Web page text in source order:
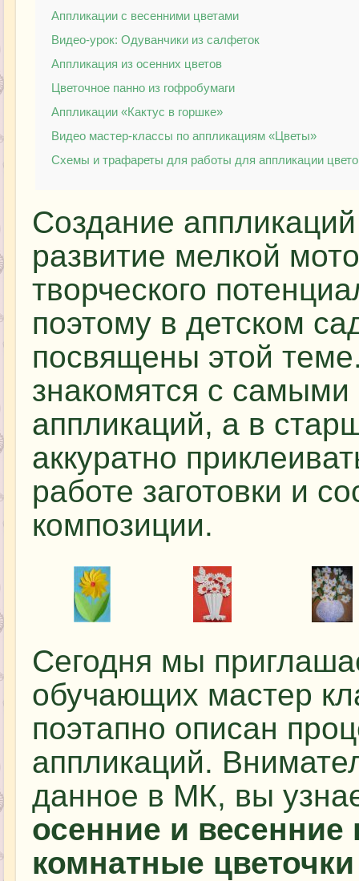
Аппликации с весенними цветами
Видео-урок: Одуванчики из салфеток
Аппликация из осенних цветов
Цветочное панно из гофробумаги
Аппликации «Кактус в горшке»
Видео мастер-классы по аппликациям «Цветы»
Схемы и трафареты для работы для аппликации
Создание
развитие мелкой
творческого
поэтому в детском
посвящены этой
знакомятся с
аппликаций, а в
аккуратно
работе заготовки и
композиции.
Сегодня мы
обучающих мастер
поэтапно описан
аппликаций.
данное в МК, вы
осенние и весенние
комнатные